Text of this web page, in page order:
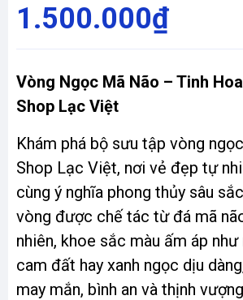
1.500.000₫
Vòng Ngọc Mã Não – Tinh
Shop Lạc Việt
Khám phá bộ sưu tập vòng
Shop Lạc Việt, nơi vẻ đẹp tự
cùng ý nghĩa phong thủy sâu
vòng được chế tác từ đá mã
nhiên, khoe sắc màu ấm áp như
cam đất hay xanh ngọc dịu
may mắn, bình an và thịnh